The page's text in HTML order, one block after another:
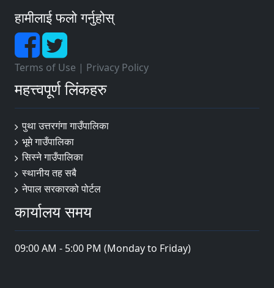
हामीलाई फलो गर्नुहोस्
Terms of Use | Privacy Policy
महत्त्वपूर्ण लिंकहरु
पुथा उत्तरगंगा गाउँपालिका
भूमे गाउँपालिका
सिस्ने गाउँपालिका
स्थानीय तह सबै
नेपाल सरकारको पोर्टल
कार्यालय समय
09:00 AM - 5:00 PM (Monday to Friday)